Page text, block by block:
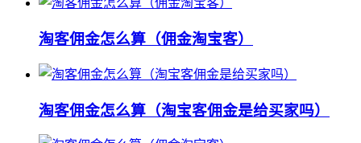
淘客佣金怎么算（佣金淘宝客）
淘客佣金怎么算（淘宝客佣金是给买家吗）